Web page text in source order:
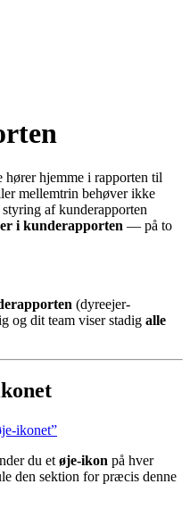
hører hjemme i rapporten til
mellemtrin behøver ikke
af kunderapporten
i kunderapporten — på to
(dyreejer-
og dit team viser stadig alle
ikonet”
du et øje-ikon på hver
den sektion for præcis denne